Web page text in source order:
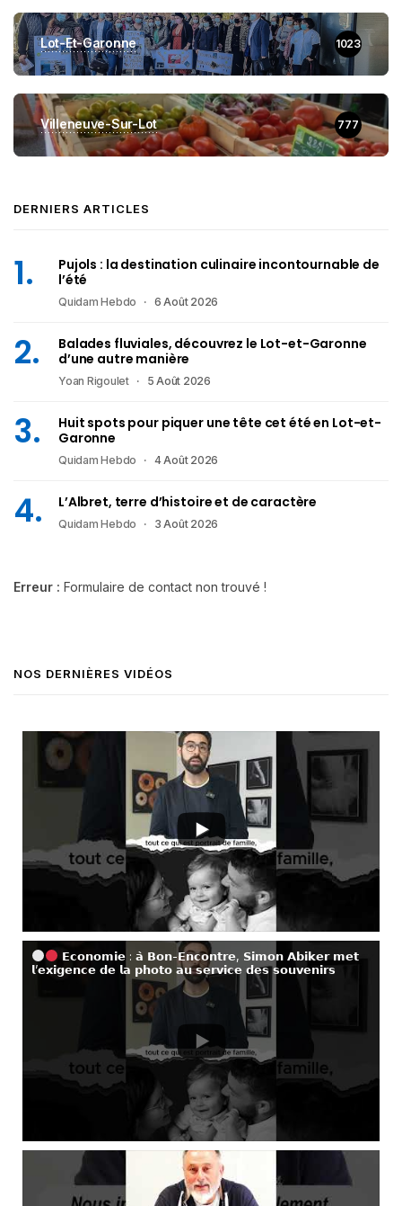
Lot-Et-Garonne 1023
Villeneuve-Sur-Lot 777
DERNIERS ARTICLES
Pujols : la destination culinaire incontournable de
l’été
Quidam Hebdo 6 Août 2026
Balades fluviales, découvrez le Lot-et-Garonne
d’une autre manière
Yoan Rigoulet 5 Août 2026
Huit spots pour piquer une tête cet été en Lot-et-
Garonne
Quidam Hebdo 4 Août 2026
L’Albret, terre d’histoire et de caractère
Quidam Hebdo 3 Août 2026
Erreur : Formulaire de contact non trouvé !
NOS DERNIÈRES VIDÉOS
𝗘𝗰𝗼𝗻𝗼𝗺𝗶𝗲 : 𝗮̀ 𝗕𝗼𝗻-𝗘𝗻𝗰𝗼𝗻𝘁𝗿𝗲, 𝗦𝗶𝗺𝗼𝗻 𝗔𝗯𝗶𝗸𝗲𝗿 𝗺𝗲𝘁
𝗹’𝗲𝘅𝗶𝗴𝗲𝗻𝗰𝗲 𝗱𝗲 𝗹𝗮 𝗽𝗵𝗼𝘁𝗼 𝗮𝘂 𝘀𝗲𝗿𝘃𝗶𝗰𝗲 𝗱𝗲𝘀 𝘀𝗼𝘂𝘃𝗲𝗻𝗶𝗿𝘀